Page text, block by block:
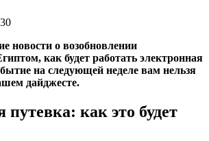
новости о возобновлении
как будет работать электронная
на следующей неделе вам нельзя
дайджесте.
путевка: как это будет